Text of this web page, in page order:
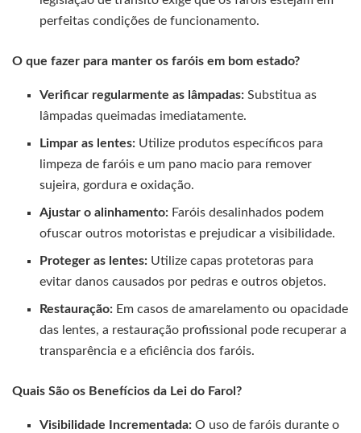
perfeitas condições de funcionamento.
O que fazer para manter os faróis em bom estado?
Verificar regularmente as lâmpadas: Substitua as
lâmpadas queimadas imediatamente.
Limpar as lentes: Utilize produtos específicos para
limpeza de faróis e um pano macio para remover
sujeira, gordura e oxidação.
Ajustar o alinhamento: Faróis desalinhados podem
ofuscar outros motoristas e prejudicar a visibilidade.
Proteger as lentes: Utilize capas protetoras para
evitar danos causados por pedras e outros objetos.
Restauração: Em casos de amarelamento ou opacidade
das lentes, a restauração profissional pode recuperar a
transparência e a eficiência dos faróis.
Quais São os Benefícios da Lei do Farol?
Visibilidade Incrementada: O uso de faróis durante o